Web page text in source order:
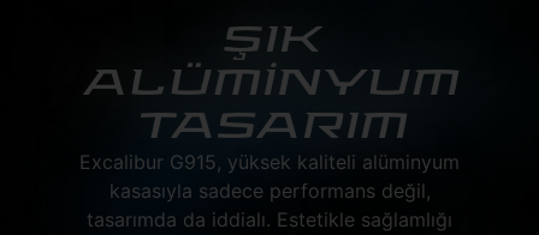
ŞIK
ALÜMİNYUM
TASARIM
Excalibur G915, yüksek kaliteli alüminyum
kasasıyla sadece performans değil,
tasarımda da iddialı. Estetikle sağlamlığı